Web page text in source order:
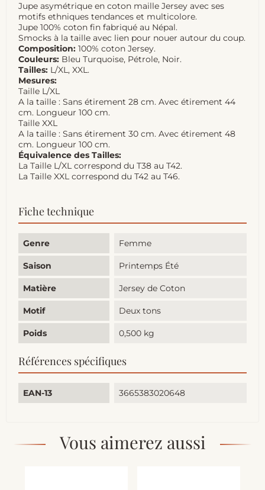
Jupe asymétrique en coton maille Jersey avec ses
motifs ethniques tendances et multicolore.
Jupe 100% coton fin fabriqué au Népal.
Smocks à la taille avec lien pour nouer autour du coup.
Composition: 100% coton Jersey.
Couleurs: Bleu Turquoise, Pétrole, Noir.
Tailles: L/XL, XXL.
Mesures:
Taille L/XL
A la taille : Sans étirement 28 cm. Avec étirement 44
cm. Longueur 100 cm.
Taille XXL
A la taille : Sans étirement 30 cm. Avec étirement 48
cm. Longueur 100 cm.
Équivalence des Tailles:
La Taille L/XL correspond du T38 au T42.
La Taille XXL correspond du T42 au T46.
Fiche technique
Genre Femme
Saison Printemps Été
Matière Jersey de Coton
Motif Deux tons
Poids 0,500 kg
Références spécifiques
EAN-13 3665383020648
Vous aimerez aussi